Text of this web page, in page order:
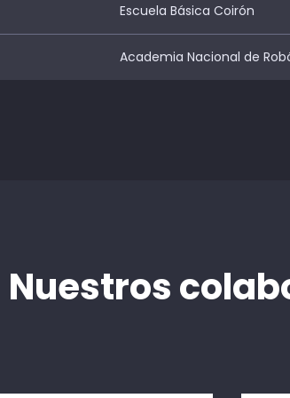
Escuela Básica Coirón
Academia Nacional de
Nuestros